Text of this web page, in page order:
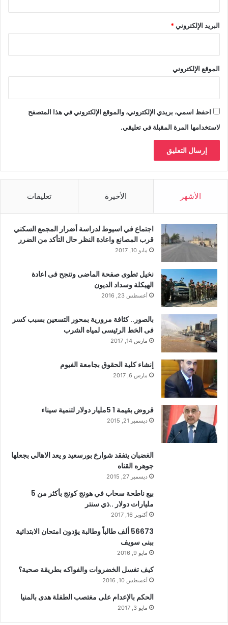
البريد الإلكتروني*
الموقع الإلكتروني
احفظ اسمي، بريدي الإلكتروني، والموقع الإلكتروني في هذا المتصفح
لاستخدامها المرة المقبلة في تعليقي.
الأشهر الأخيرة تعليقات
اجتماع في اسيوط لدراسة أضرار المجمع السكني
قرب المصانع واعادة النظر حال التأكد من الضرر
مايو 10, 2017
نخيل تطوى صفحة الماضى وتنجح فى اعادة
الهيكلة وسداد الديون
أغسطس 23, 2016
بالصور.. كثافة مرورية بمحور التسعين بسبب كسر
فى الخط الرئيسى لمياه الشرب
مارس 14, 2017
إنشاء كلية الحقوق بجامعة الفيوم
مارس 6, 2017
قروض بقيمة 1 5مليار دولار لتنمية سيناء
ديسمبر 21, 2015
الغضبان يتفقد شوارع بورسعيد و يعد الاهالي بجعلها
جوهره القناه
ديسمبر 27, 2015
بيع ناطحة سحاب في هونج كونج بأكثر من 5
مليارات دولار ..ذي سنتر
أكتوبر 16, 2017
56673 ألف طالباً وطالبة يؤدون امتحان الابتدائية
ببنى سويف
مايو 9, 2016
كيف تغسل الخضروات والفواكه بطريقة صحية؟
أغسطس 10, 2016
الحكم بالإعدام على مغتصب الطفلة هدى بالمنيا
مايو 3, 2017